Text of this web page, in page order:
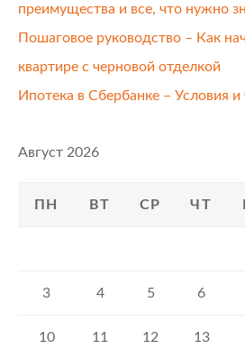
преимущества и все, что нужно
Пошаговое руководство – Как
квартире с черновой отделкой
Ипотека в Сбербанке – Условия
Август 2026
ПН ВТ СР ЧТ
3 4 5 6
10 11 12 13